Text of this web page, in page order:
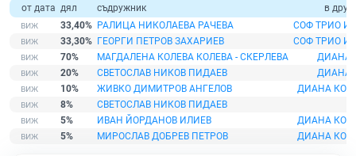
от дата дял съдружник
в
33,40% РАЛИЦА НИКОЛАЕВА РАЧЕВА
СОФ ТРИО
33,30% ГЕОРГИ ПЕТРОВ ЗАХАРИЕВ
СОФ ТРИО
70%
МАГДАЛЕНА КОЛЕВА КОЛЕВА - СКЕРЛЕВА
ДИАНА
20%
СВЕТОСЛАВ НИКОВ ПИДАЕВ
ДИАНА
10%
ЖИВКО ДИМИТРОВ АНГЕЛОВ
ДИАНА
8%
СВЕТОСЛАВ НИКОВ ПИДАЕВ
5%
ИВАН ЙОРДАНОВ ИЛИЕВ
ДИАНА
5%
МИРОСЛАВ ДОБРЕВ ПЕТРОВ ДИАНА